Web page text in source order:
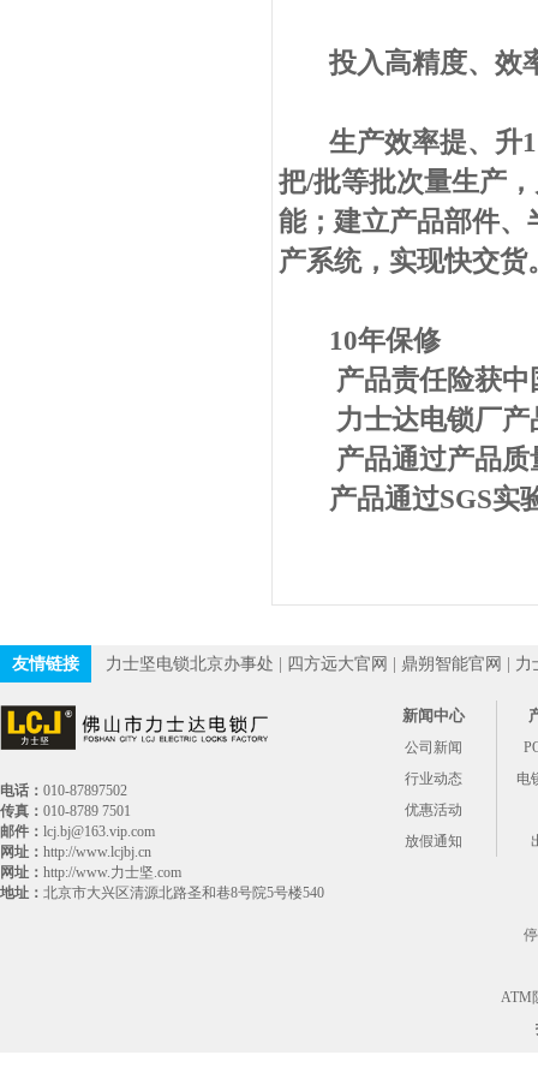
投入高精度、效
生产效率提、升
把/批等批次量生产
能；建立产品部件
产系统，实现快交货
10年保修
产品责任险获中
力士达电锁厂产
产品通过产品质
产品通过SGS实
友情链接 力士坚电锁北京办事处 四方远大官网 鼎朔智能官网 力
电话： 010-87897502
传真： 010-8789 7501
邮件： lcj.bj@163.vip.com
网址： http://www.lcjbj.cn
网址： http://www.力士坚.com
地址： 北京市大兴区清源北路圣和巷8号院5号楼540
新闻中心
公司新闻
行业动态
优惠活动
放假通知
电
ATM